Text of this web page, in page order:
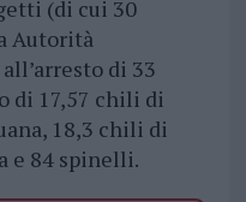
(di cui 30
Autorità
di 33
di 17,57 chili di
18,3 chili di
e 84 spinelli.